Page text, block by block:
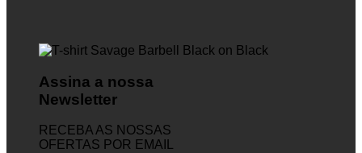
Assina a nossa
Newsletter
RECEBA AS NOSSAS
OFERTAS POR EMAIL